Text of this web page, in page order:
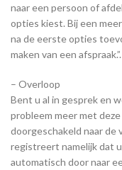
naar een persoon of
opties kiest. Bij een
na de eerste opties
maken van een afspraak.”.
– Overloop
Bent u al in gesprek en
probleem meer met
doorgeschakeld naar de
registreert namelijk dat
automatisch door naar